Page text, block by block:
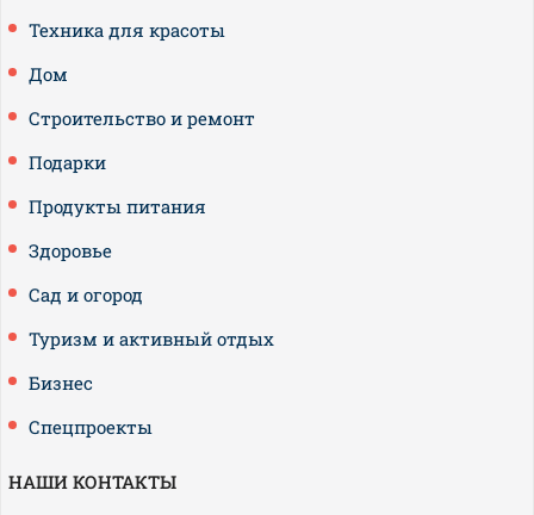
Техника для красоты
Дом
Строительство и ремонт
Подарки
Продукты питания
Здоровье
Сад и огород
Туризм и активный отдых
Бизнес
Спецпроекты
НАШИ КОНТАКТЫ